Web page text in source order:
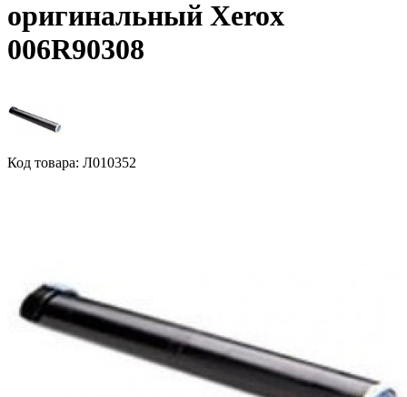
оригинальный Xerox
006R90308
Код товара: Л010352